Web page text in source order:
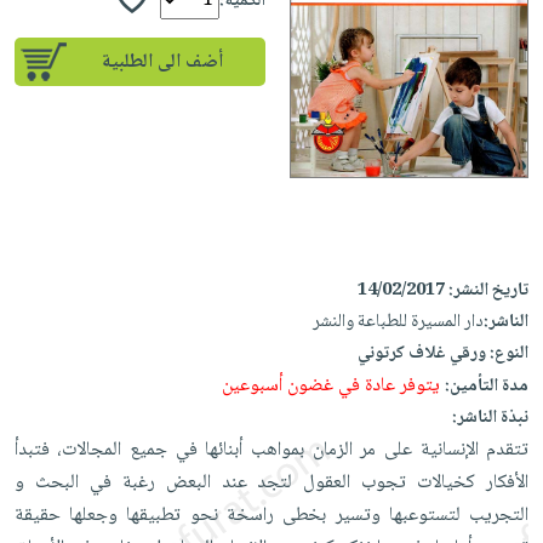
كتب
أكاديمية
صندوق
القراءة
iKitab
بلا
حدود
أسئلة
يتكرر
iKitab
على
Android
تحميل
iKitab
على
Apple
أسئلة
يتكرر
طرحها
تحميل
masmu3
على
masmu3
على
Apple
المواضيع
الأكثر
مبيعاً
إختياراتنا
وسائل
القراءة
جوائز
تعليمية
الصحة
والعناية
الشخصية
جديد
أجهزة
العناية
الشخصية
العناية
وتصفيف
الشعر
العناية
بالجسم
المطبخ
والسفرة
الكل
أواني
الطهي
أدوات
متجر
الهدايا
أقسام
أضف الى الطلبية
تاريخ النشر:14/02/2017
الناشر:دار المسيرة للطباعة والنشر
النوع:ورقي غلاف كرتوني
مدة التأمين:يتوفر عادة في غضون أسبوعين
نبذة الناشر:
تتقدم الإنسانية على مر الزمان بمواهب أبنائها في جميع المجالات، فتبدأ
الأفكار كخيالات تجوب العقول لتجد عند البعض رغبة في البحث و
التجريب لتستوعبها وتسير بخطى راسخة نحو تطبيقها وجعلها حقيقة